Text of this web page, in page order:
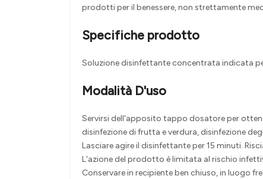
prodotti per il benessere, non strettamente
Specifiche prodotto
Soluzione disinfettante concentrata indicata
Modalità D'uso
Servirsi dell'apposito tappo dosatore per
disinfezione di frutta e verdura, disinfezione
Lasciare agire il disinfettante per 15 minuti.
L'azione del prodotto è limitata al rischio
Conservare in recipiente ben chiuso, in luogo